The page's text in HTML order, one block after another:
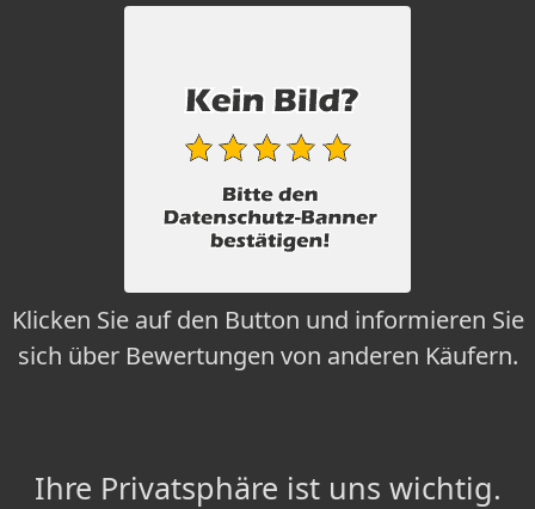
Klicken Sie auf den Button und informieren Sie
sich über Bewertungen von anderen Käufern.
Ihre Privatsphäre ist uns wichtig.